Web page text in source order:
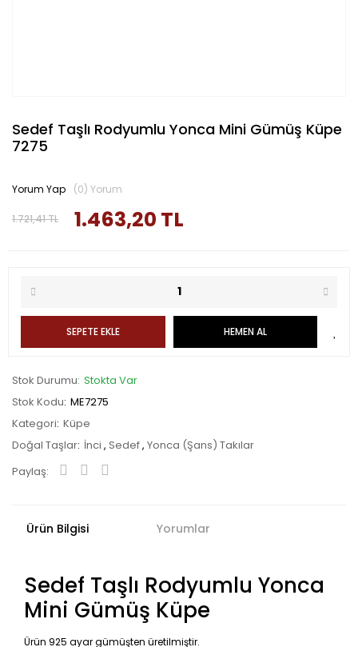
Sedef Taşlı Rodyumlu Yonca Mini Gümüş Küpe
7275
1.721,41 TL 1.463,20 TL
Yorum Yap (0) Yorum
SEPETE EKLE HEMEN AL
Stok Durumu Stokta Var
Stok Kodu ME7275
Kategori Küpe
Doğal Taşlar İnci , Sedef, Yonca (Şans) Takılar
Paylaş:
Ürün Bilgisi Yorumlar
Sedef Taşlı Rodyumlu Yonca
Mini Gümüş Küpe
Ürün 925 ayar gümüşten üretilmiştir.